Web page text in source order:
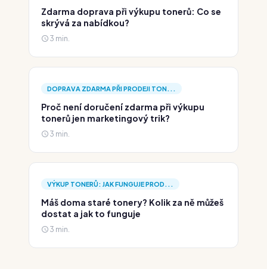
Zdarma doprava při výkupu tonerů: Co se
skrývá za nabídkou?
3 min.
DOPRAVA ZDARMA PŘI PRODEJI TON...
Proč není doručení zdarma při výkupu
tonerů jen marketingový trik?
3 min.
VÝKUP TONERŮ: JAK FUNGUJE PROD...
Máš doma staré tonery? Kolik za ně můžeš
dostat a jak to funguje
3 min.